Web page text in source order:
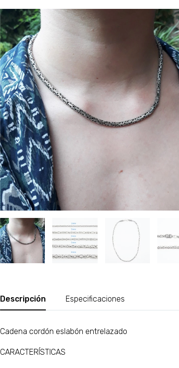
Descripción Especificaciones
Cadena cordón eslabón entrelazado
CARACTERÍSTICAS